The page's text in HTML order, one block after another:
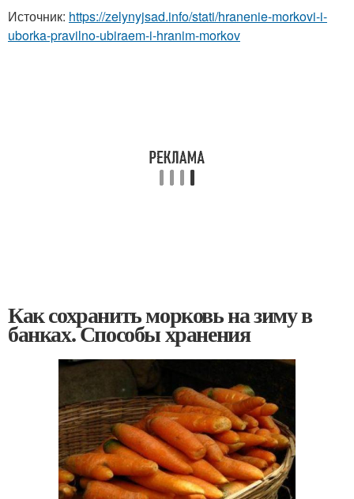
Источник: https://zelynyjsad.info/stati/hranenie-morkovi-i-
uborka-pravilno-ubiraem-i-hranim-morkov
Как сохранить морковь на зиму в
банках. Способы хранения